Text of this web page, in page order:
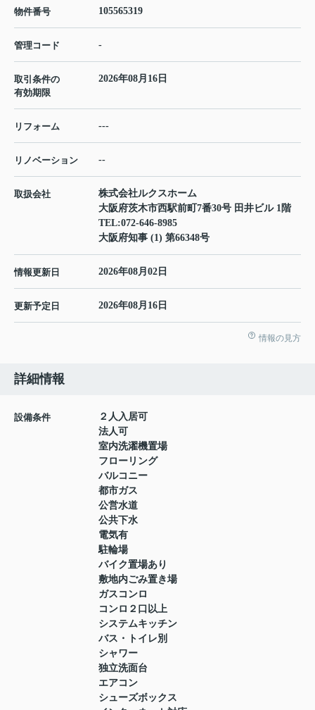
物件番号 105565319
管理コード -
取引条件の
有効期限
2026年08月16日
リフォーム ---
リノベーション --
取扱会社
株式会社ルクスホーム
大阪府茨木市西駅前町7番30号 田井ビル 1階
TEL:072-646-8985
大阪府知事 (1) 第66348号
情報更新日 2026年08月02日
更新予定日 2026年08月16日
情報の見方
詳細情報
設備条件
２人入居可
法人可
室内洗濯機置場
フローリング
バルコニー
都市ガス
公営水道
公共下水
電気有
駐輪場
バイク置場あり
敷地内ごみ置き場
ガスコンロ
コンロ２口以上
システムキッチン
バス・トイレ別
シャワー
独立洗面台
エアコン
シューズボックス